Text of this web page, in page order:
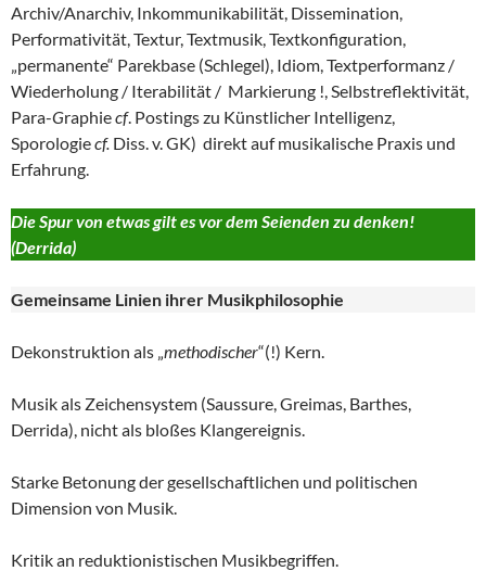
Archiv/Anarchiv, Inkommunikabilität, Dissemination,
Performativität, Textur, Textmusik, Textkonfiguration,
„permanente“ Parekbase (Schlegel), Idiom, Textperformanz /
Wiederholung / Iterabilität / Markierung !, Selbstreflektivität,
Para-Graphiecf. Postings zu Künstlicher Intelligenz,
Sporologiecf. Diss. v. GK) direkt auf musikalische Praxis und
Erfahrung.
Die Spur von etwas gilt es vor dem Seienden zu denken!
(Derrida)
Gemeinsame Linien ihrer Musikphilosophie
Dekonstruktion als „methodischer“(!) Kern.
Musik als Zeichensystem (Saussure, Greimas, Barthes,
Derrida), nicht als bloßes Klangereignis.
Starke Betonung der gesellschaftlichen und politischen
Dimension von Musik.
Kritik an reduktionistischen Musikbegriffen.